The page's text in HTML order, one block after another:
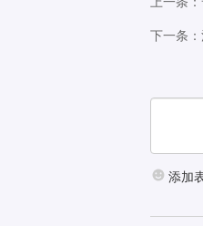
下一条
添加